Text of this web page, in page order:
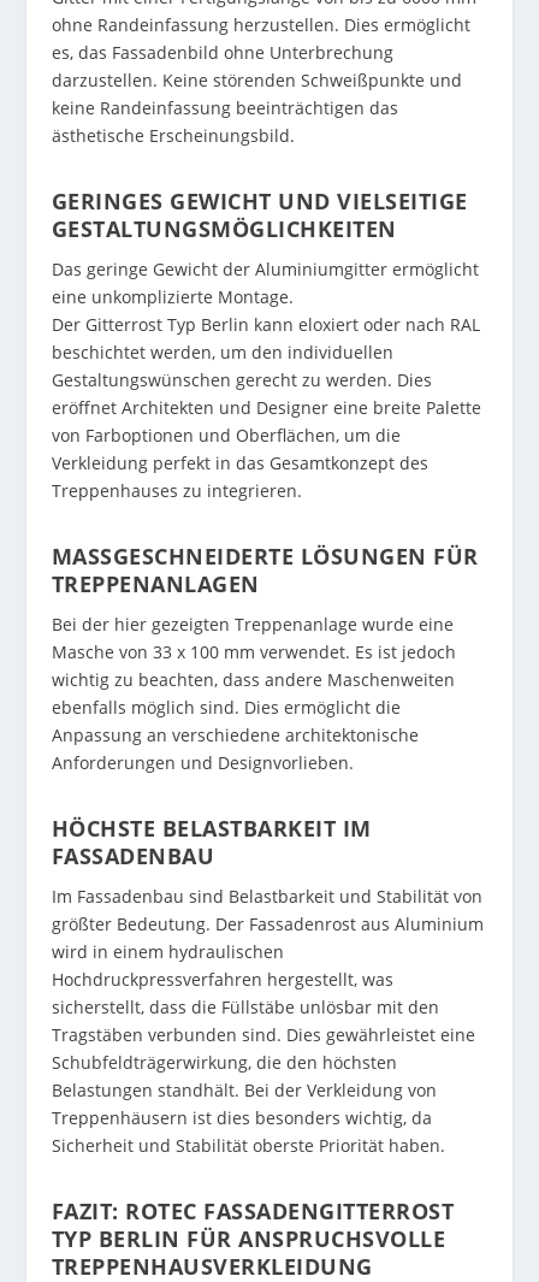
ohne Randeinfassung herzustellen. Dies ermöglicht
es, das Fassadenbild ohne Unterbrechung
darzustellen. Keine störenden Schweißpunkte und
keine Randeinfassung beeinträchtigen das
ästhetische Erscheinungsbild.
GERINGES GEWICHT UND VIELSEITIGE
GESTALTUNGSMÖGLICHKEITEN
Das geringe Gewicht der Aluminiumgitter ermöglicht
eine unkomplizierte Montage.
Der Gitterrost Typ Berlin kann eloxiert oder nach RAL
beschichtet werden, um den individuellen
Gestaltungswünschen gerecht zu werden. Dies
eröffnet Architekten und Designer eine breite Palette
von Farboptionen und Oberflächen, um die
Verkleidung perfekt in das Gesamtkonzept des
Treppenhauses zu integrieren.
MASSGESCHNEIDERTE LÖSUNGEN FÜR T
REPPENANLAGEN
Bei der hier gezeigten Treppenanlage wurde eine
Masche von 33 x 100 mm verwendet. Es ist jedoch
wichtig zu beachten, dass andere Maschenweiten
ebenfalls möglich sind. Dies ermöglicht die
Anpassung an verschiedene architektonische
Anforderungen und Designvorlieben.
HÖCHSTE BELASTBARKEIT IM
FASSADENBAU
Im Fassadenbau sind Belastbarkeit und Stabilität von
größter Bedeutung. Der Fassadenrost aus Aluminium
wird in einem hydraulischen
Hochdruckpressverfahren hergestellt, was
sicherstellt, dass die Füllstäbe unlösbar mit den
Tragstäben verbunden sind. Dies gewährleistet eine
Schubfeldträgerwirkung, die den höchsten
Belastungen standhält. Bei der Verkleidung von
Treppenhäusern ist dies besonders wichtig, da
Sicherheit und Stabilität oberste Priorität haben.
FAZIT: ROTEC FASSADENGITTERROST
TYP BERLIN FÜR ANSPRUCHSVOLLE
TREPPENHAUSVERKLEIDUNG